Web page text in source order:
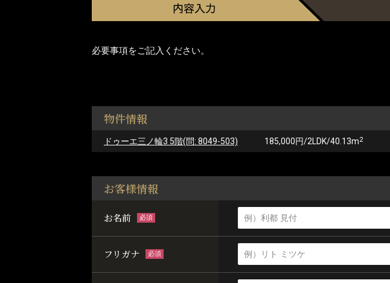
必要事項をご記入ください。
物件情報
ドゥーエ三ノ輪3 5階(問: 8049-503) 185,000円/2LDK/40.13m2
お客様情報
お名前 必須
フリガナ 必須